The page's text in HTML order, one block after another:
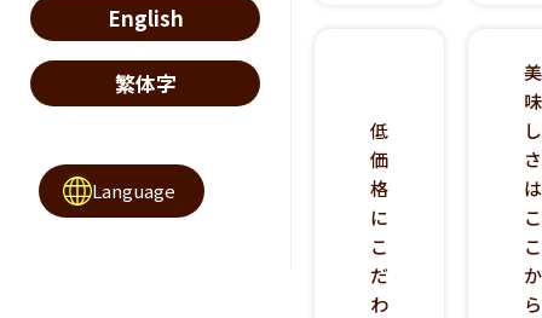
English
繁体字
Language
低
価
格
に
こ
だ
わ
美
味
し
さ
は
こ
こ
か
ら